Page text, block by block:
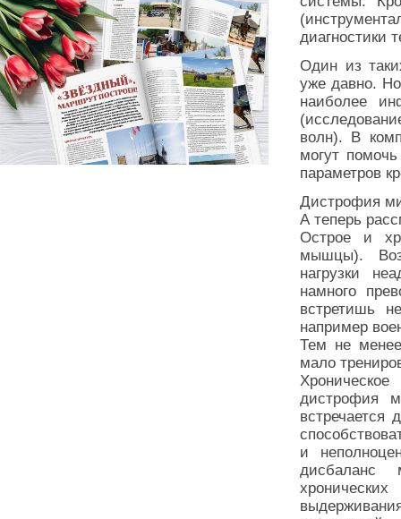
диагностики
Один из
уже давно.
наиболее
волн). В
могут
параметров
Дистрофия
А теперь
Острое и
мышцы).
нагрузки
намного
встретишь
например
Тем не
мало
дистрофия
встречается
и
дисбаланс